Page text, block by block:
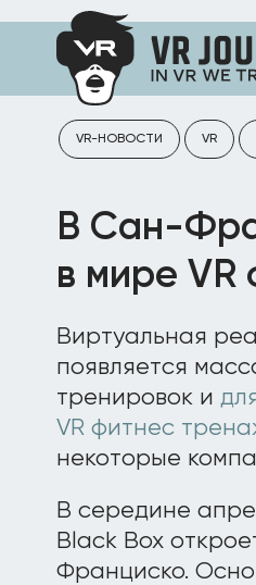
VR-НОВОСТИ VR
В Сан-
в мире VR
Виртуальная
появляется
тренировок и
VR фитнес
некоторые
В середине
Black Box
Франциско.